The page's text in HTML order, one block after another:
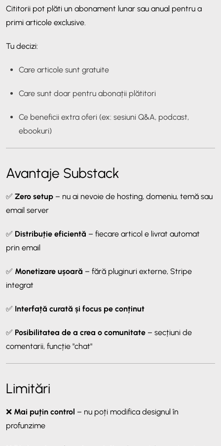
Cititorii pot plăti un abonament lunar sau anual pentru a
primi articole exclusive.
Tu decizi:
Care articole sunt gratuite
Care sunt doar pentru abonații plătitori
Ce beneficii extra oferi (ex: sesiuni Q&A, podcast,
ebookuri)
Avantaje Substack
✅ Zero setup – nu ai nevoie de hosting, domeniu, temă sau
email server
✅ Distribuție eficientă – fiecare articol e livrat automat
prin email
✅ Monetizare ușoară – fără pluginuri externe, Stripe
integrat
✅ Interfață curată și focus pe conținut
✅ Posibilitatea de a crea o comunitate – secțiuni de
comentarii, funcție "chat"
Limitări
❌ Mai puțin control – nu poți modifica designul în
profunzime